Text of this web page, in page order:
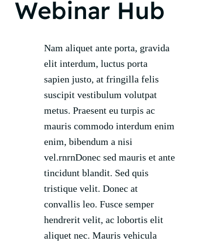
Webinar Hub
Nam aliquet ante porta, gravida
elit interdum, luctus porta
sapien justo, at fringilla felis
suscipit vestibulum volutpat
metus. Praesent eu turpis ac
mauris commodo interdum enim
enim, bibendum a nisi
vel.rnrnDonec sed mauris et ante
tincidunt blandit. Sed quis
tristique velit. Donec at
convallis leo. Fusce semper
hendrerit velit, ac lobortis elit
aliquet nec. Mauris vehicula